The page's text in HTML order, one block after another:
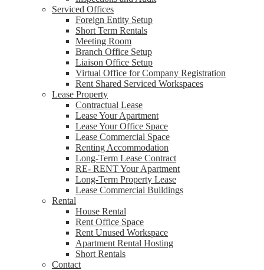
Serviced Offices
Foreign Entity Setup
Short Term Rentals
Meeting Room
Branch Office Setup
Liaison Office Setup
Virtual Office for Company Registration
Rent Shared Serviced Workspaces
Lease Property
Contractual Lease
Lease Your Apartment
Lease Your Office Space
Lease Commercial Space
Renting Accommodation
Long-Term Lease Contract
RE- RENT Your Apartment
Long-Term Property Lease
Lease Commercial Buildings
Rental
House Rental
Rent Office Space
Rent Unused Workspace
Apartment Rental Hosting
Short Rentals
Contact